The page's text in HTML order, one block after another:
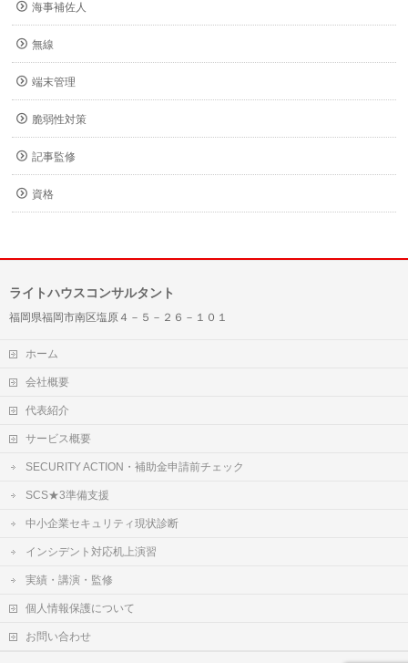
海事補佐人
無線
端末管理
脆弱性対策
記事監修
資格
ライトハウスコンサルタント
福岡県福岡市南区塩原４－５－２６－１０１
ホーム
会社概要
代表紹介
サービス概要
SECURITY ACTION・補助金申請前チェック
SCS★3準備支援
中小企業セキュリティ現状診断
インシデント対応机上演習
実績・講演・監修
個人情報保護について
お問い合わせ